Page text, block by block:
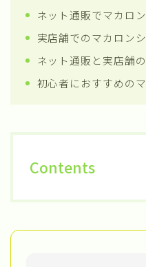
ネット通販でマカロ
実店舗でのマカロン
ネット通販と実店舗
初心者におすすめの
Contents